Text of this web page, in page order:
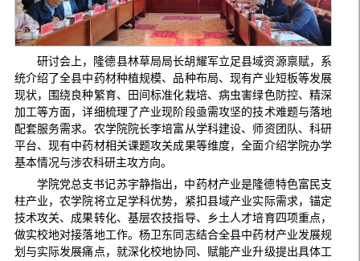
研讨会上，隆德县林草局局长胡耀军立足县域资源禀赋，系
统介绍了全县中药材种植规模、品种布局、现有产业短板等发展
现状，围绕良种繁育、田间标准化栽培、病虫害绿色防控、精深
加工等方面，详细梳理了产业现阶段亟需攻坚的技术难题与落地
配套服务需求。农学院院长李培富从学科建设、师资团队、科研
平台、现有中药材相关课题攻关成果等维度，全面介绍学院办学
基本情况与涉农科研主攻方向。
学院党总支书记苏宇静指出，中药材产业是隆德特色富民支
柱产业，农学院将立足学科优势，紧扣县域产业实际需求，锚定
技术攻关、成果转化、基层农技指导、乡土人才培育四项重点，
做实校地对接落地工作。杨卫东同志结合全县中药材产业发展规
划与实际发展痛点，就深化校地协同、赋能产业升级提出具体工